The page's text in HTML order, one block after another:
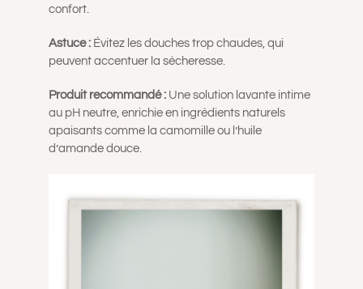
confort.
Astuce : Évitez les douches trop chaudes, qui
peuvent accentuer la sécheresse.
Produit recommandé : Une solution lavante intime
au pH neutre, enrichie en ingrédients naturels
apaisants comme la camomille ou l’huile
d’amande douce.